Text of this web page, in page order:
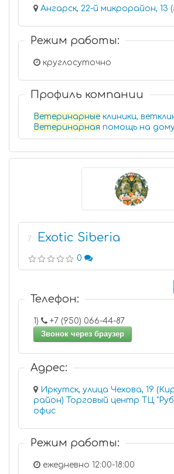
Ангарск, 22-й микрорайон, 13
Режим работы:
круглосуточно
Профиль компании
Ветеринарные клиники,
Ветеринарная помощь на
7 Exotic Siberia
0
Телефон:
1)
+7 (950) 066-44-87
Звонок через браузер
Адрес:
Иркутск, улица Чехова, 19
район) Торговый центр ТЦ "Рублев",
офис
Режим работы:
ежедневно 12:00-18:00